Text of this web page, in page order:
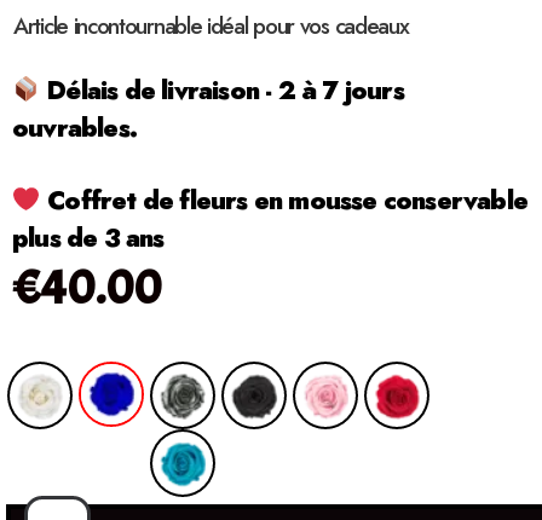
Article incontournable idéal pour vos cadeaux
Délais de livraison - 2 à 7 jours
ouvrables.
Coffret de fleurs en mousse conservable
plus de 3 ans
€40.00